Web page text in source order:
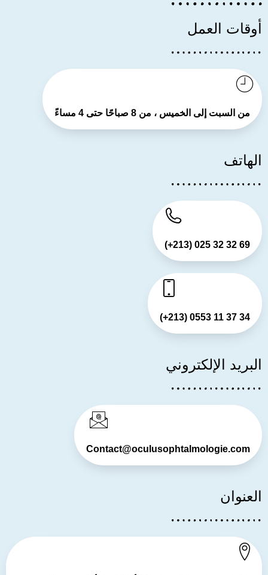
أوقات العمل
من السبت إلى الخميس ، من 8 صباحًا حتى 4 مساءً
الهاتف
(+213) 025 32 32 69
(+213) 0553 11 37 34
البريد الإلكتروني
Contact@oculusophtalmologie.com
العنوان